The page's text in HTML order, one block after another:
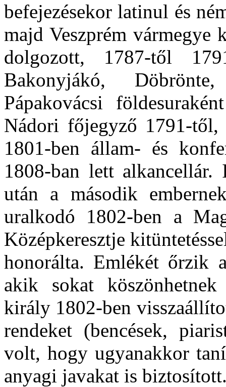
befejezésekor latinul és
majd Veszprém vármegye
dolgozott, 1787-től
Bakonyjákó,
Pápakovácsi
Nádori főjegyző 1791-től,
1801-ben állam- és
1808-ban lett
után a második
uralkodó 1802-ben a
Középkeresztje
honorálta. Emlékét őrzik
akik sokat
király 1802-ben
rendeket (bencések,
volt, hogy ugyanakkor
anyagi javakat is